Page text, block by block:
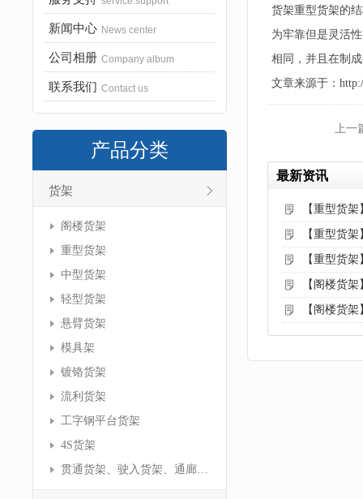
新闻中心 News center
公司相册 Company album
联系我们 Contact us
产品分类
货架
阁楼货架
重型货架
中型货架
轻型货架
悬臂货架
模具架
镀铬货架
流利货架
工字钢平台货架
4S货架
贯通货架、驶入货架、通廊货架
货架重型货架的
为牢靠但是灵活
相同，并且在制
文章来源于：
上一
最新资讯
【重型货
【重型货
【重型货
【阁楼货
【阁楼货